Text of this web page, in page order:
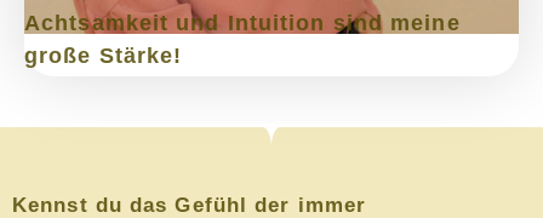
Achtsamkeit und Intuition sind meine
große Stärke!
Kennst du das Gefühl der immer